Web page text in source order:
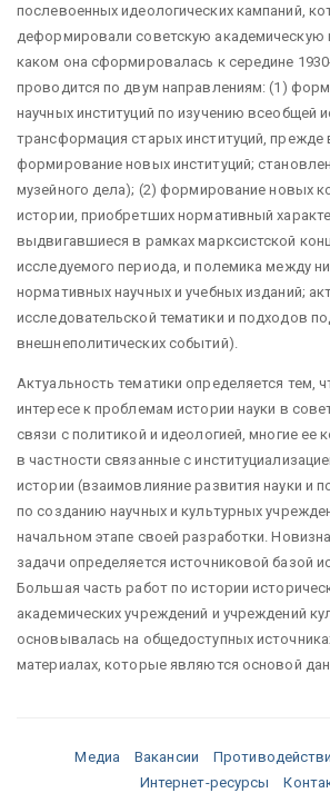
послевоенных идеологических кампаний,
деформировали советскую академическую
каком она сформировалась к середине
проводится по двум направлениям: (1)
научных институций по изучению всеобщей
трансформация старых институций, прежде
формирование новых институций;
музейного дела); (2) формирование новых
истории, приобретших нормативный
выдвигавшиеся в рамках марксистской
исследуемого периода, и полемика между
нормативных научных и учебных изданий;
исследовательской тематики и подходов
внешнеполитических событий).
Актуальность тематики определяется тем,
интересе к проблемам истории науки в
связи с политикой и идеологией, многие ее
в частности связанные с
истории (взаимовлияние развития науки и
по созданию научных и культурных
начальном этапе своей разработки.
задачи определяется источниковой базой
Большая часть работ по истории
академических учреждений и учреждений
основывалась на общедоступных
материалах, которые являются основой
Медиа Вакансии
Интернет-ресурсы